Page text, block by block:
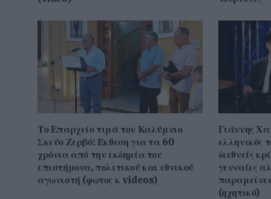
Το Επαρχείο τιμά τον Καλύμνιο
Σκεύο Ζερβό: Έκθεση για τα 60
χρόνια από την εκδημία του
επιστήμονα, πολιτικού και εθνικού
αγωνιστή (φωτος κ videos)
Γιάννης
ελληνικός
διεθνείς
γενναίες
(ηχητικό)